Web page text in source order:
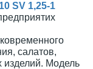
SV 1,25-1
салатов,
изделий. Модель